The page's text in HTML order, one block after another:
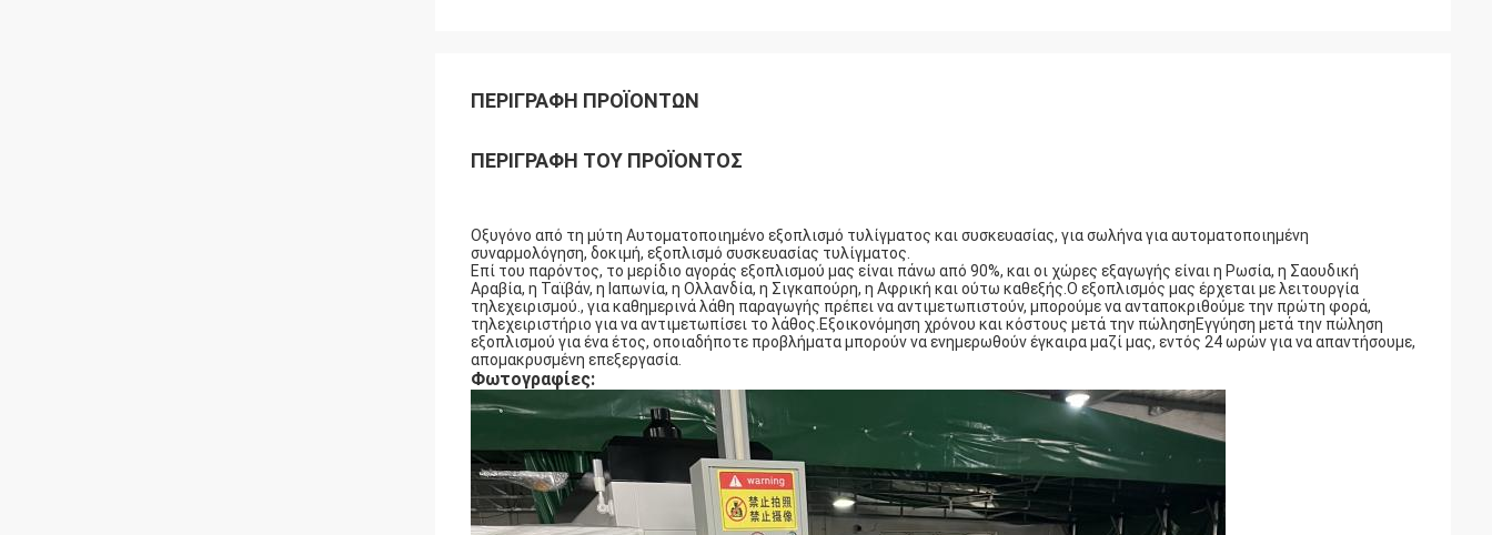
ΠΕΡΙΓΡΑΦΉ ΠΡΟΪΌΝΤΩΝ
ΠΕΡΙΓΡΑΦΉ ΤΟΥ ΠΡΟΪΌΝΤΟΣ
Οξυγόνο από τη μύτη Αυτοματοποιημένο εξοπλισμό τυλίγματος και συσκευασίας, για σωλήνα για αυτοματοποιημένη
συναρμολόγηση, δοκιμή, εξοπλισμό συσκευασίας τυλίγματος.
Επί του παρόντος, το μερίδιο αγοράς εξοπλισμού μας είναι πάνω από 90%, και οι χώρες εξαγωγής είναι η Ρωσία, η Σαουδική
Αραβία, η Ταϊβάν, η Ιαπωνία, η Ολλανδία, η Σιγκαπούρη, η Αφρική και ούτω καθεξής.Ο εξοπλισμός μας έρχεται με λειτουργία
τηλεχειρισμού., για καθημερινά λάθη παραγωγής πρέπει να αντιμετωπιστούν, μπορούμε να ανταποκριθούμε την πρώτη φορά,
τηλεχειριστήριο για να αντιμετωπίσει το λάθος.Εξοικονόμηση χρόνου και κόστους μετά την πώλησηΕγγύηση μετά την πώληση
εξοπλισμού για ένα έτος, οποιαδήποτε προβλήματα μπορούν να ενημερωθούν έγκαιρα μαζί μας, εντός 24 ωρών για να απαντήσουμε,
απομακρυσμένη επεξεργασία.
Φωτογραφίες: